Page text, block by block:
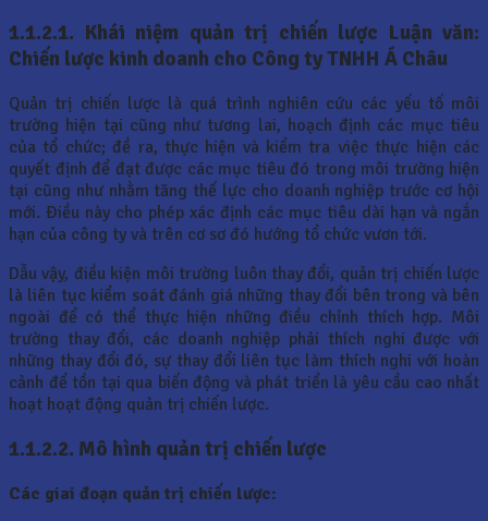
1.1.2.1. Khái niệm quản trị chiến lược Luận văn:
Chiến lược kinh doanh cho Công ty TNHH Á Châu
Quản trị chiến lược là quá trình nghiên cứu các yếu tố môi
trường hiện tại cũng như tương lai, hoạch định các mục tiêu
của tổ chức; đề ra, thực hiện và kiểm tra việc thực hiện các
quyết định để đạt được các mục tiêu đó trong môi trường hiện
tại cũng như nhằm tăng thế lực cho doanh nghiệp trước cơ hội
mới. Điều này cho phép xác định các mục tiêu dài hạn và ngắn
hạn của công ty và trên cơ sơ đó hướng tổ chức vươn tới.
Dẫu vậy, điều kiện môi trường luôn thay đổi, quản trị chiến lược
là liên tục kiểm soát đánh giá những thay đổi bên trong và bên
ngoài để có thể thực hiện những điều chỉnh thích hợp. Môi
trường thay đổi, các doanh nghiệp phải thích nghi được với
những thay đổi đó, sự thay đổi liên tục làm thích nghi với hoàn
cảnh để tồn tại qua biến động và phát triển là yêu cầu cao nhất
hoạt hoạt động quản trị chiến lược.
1.1.2.2. Mô hình quản trị chiến lược
Các giai đoạn quản trị chiến lược: